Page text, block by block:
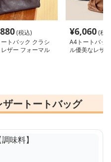
(税込)
トバック クラシ
ザー フォーマル
¥6,060(税
A4トートバッ
ル優美なレザ
ートートバッグ